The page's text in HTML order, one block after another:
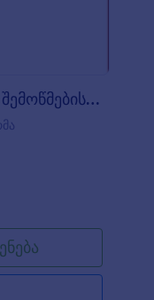
კოვიდ 19 ჯანმრთელობის შემოწმების ფორმ?